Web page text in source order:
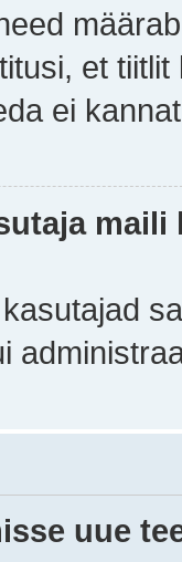
et
ei
uue